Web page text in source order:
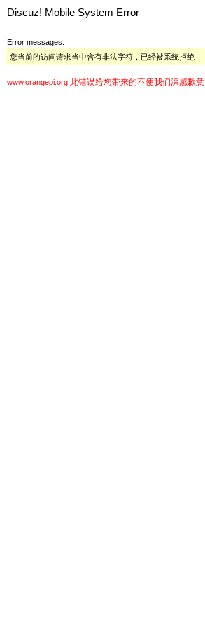
Discuz! Mobile System Error
Error messages:
您当前的访问请求当中含有非法字符，已经被系统拒绝
www.orangepi.org 此错误给您带来的不便我们深感歉意